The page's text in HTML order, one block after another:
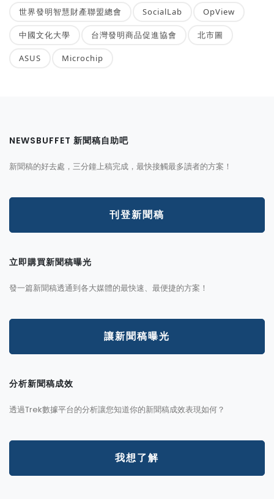
世界發明智慧財產聯盟總會 SocialLab OpView
中國文化大學 台灣發明商品促進協會 北市圖
ASUS Microchip
NEWSBUFFET 新聞稿自助吧
新聞稿的好去處，三分鐘上稿完成，最快接觸最多讀者的方案！
刊登新聞稿
立即購買新聞稿曝光
發一篇新聞稿透通到各大媒體的最快速、最便捷的方案！
讓新聞稿曝光
分析新聞稿成效
透過Trek數據平台的分析讓您知道你的新聞稿成效表現如何？
我想了解